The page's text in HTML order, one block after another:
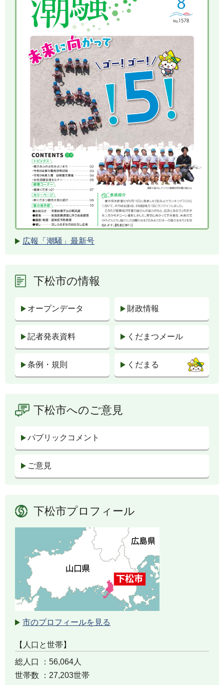
広報「潮騒」最新号
下松市の情報
オープンデータ 財政情報
記者発表資料 くだまつメール
条例・規則 くだまる
下松市へのご意見
パブリックコメント
ご意見
下松市プロフィール
市のプロフィールを見る
【人口と世帯】
総人口 ：56,064人
世帯数 ：27,203世帯